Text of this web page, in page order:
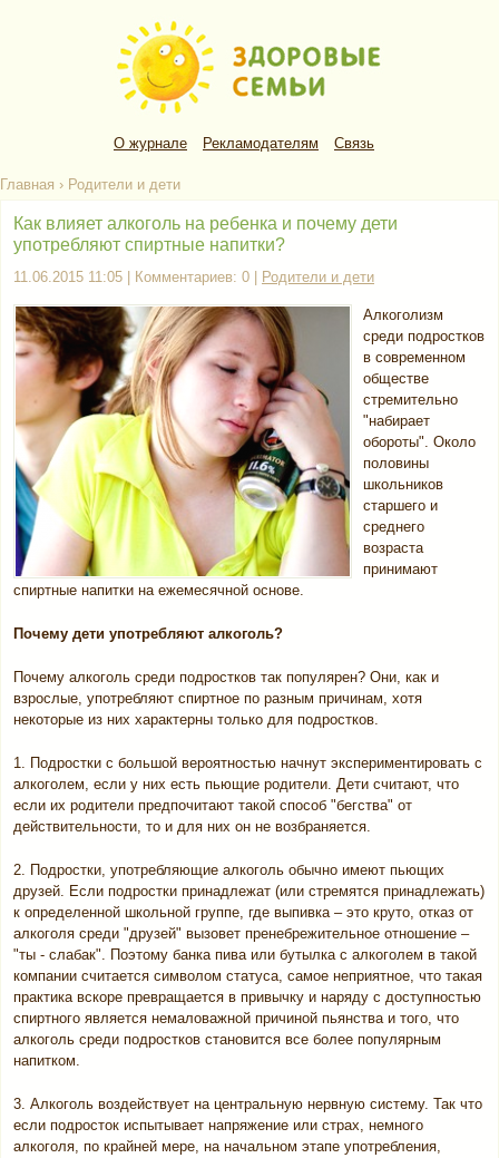
О журнале Рекламодателям Связь
Главная › Родители и дети
Как влияет алкоголь на ребенка и почему дети
употребляют спиртные напитки?
11.06.2015 11:05 | Комментариев: 0 | Родители и дети
Алкоголизм
среди подростков
в современном
обществе
стремительно
"набирает
обороты". Около
половины
школьников
старшего и
среднего
возраста
принимают
спиртные напитки на ежемесячной основе.
Почему дети употребляют алкоголь?
Почему алкоголь среди подростков так популярен? Они, как и
взрослые, употребляют спиртное по разным причинам, хотя
некоторые из них характерны только для подростков.
1. Подростки с большой вероятностью начнут экспериментировать с
алкоголем, если у них есть пьющие родители. Дети считают, что
если их родители предпочитают такой способ "бегства" от
действительности, то и для них он не возбраняется.
2. Подростки, употребляющие алкоголь обычно имеют пьющих
друзей. Если подростки принадлежат (или стремятся принадлежать)
к определенной школьной группе, где выпивка – это круто, отказ от
алкоголя среди "друзей" вызовет пренебрежительное отношение –
"ты - слабак". Поэтому банка пива или бутылка с алкоголем в такой
компании считается символом статуса, самое неприятное, что такая
практика вскоре превращается в привычку и наряду с доступностью
спиртного является немаловажной причиной пьянства и того, что
алкоголь среди подростков становится все более популярным
напитком.
3. Алкоголь воздействует на центральную нервную систему. Так что
если подросток испытывает напряжение или страх, немного
алкоголя, по крайней мере, на начальном этапе употребления,